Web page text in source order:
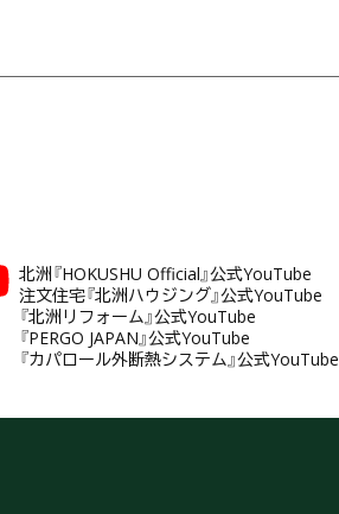
北洲『HOKUSHU Official』公式YouTube
注文住宅『北洲ハウジング』公式YouTube
『北洲リフォーム』公式YouTube
『PERGO JAPAN』公式YouTube
『カパロール外断熱システム』公式YouTube